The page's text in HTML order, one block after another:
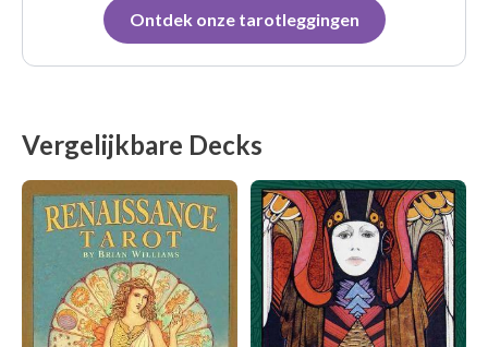
Ontdek onze tarotleggingen
Vergelijkbare Decks